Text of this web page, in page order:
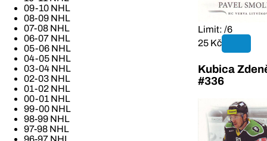
09-10 NHL
08-09 NHL
07-08 NHL
06-07 NHL
05-06 NHL
04-05 NHL
03-04 NHL
02-03 NHL
01-02 NHL
00-01 NHL
99-00 NHL
98-99 NHL
97-98 NHL
96-97 NHL
Limit: /6
25 Kč
Kubica
#336